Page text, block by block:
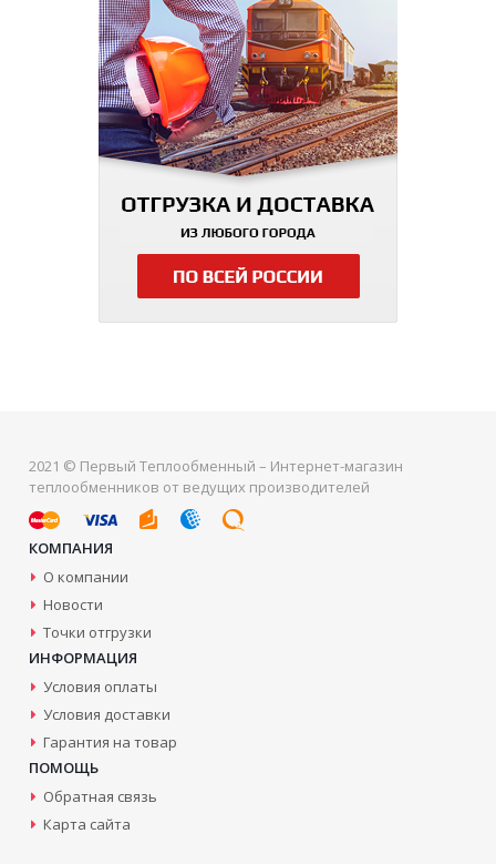
2021 © Первый Теплообменный – Интернет-магазин
теплообменников от ведущих производителей
КОМПАНИЯ
О компании
Новости
Точки отгрузки
ИНФОРМАЦИЯ
Условия оплаты
Условия доставки
Гарантия на товар
ПОМОЩЬ
Обратная связь
Карта сайта